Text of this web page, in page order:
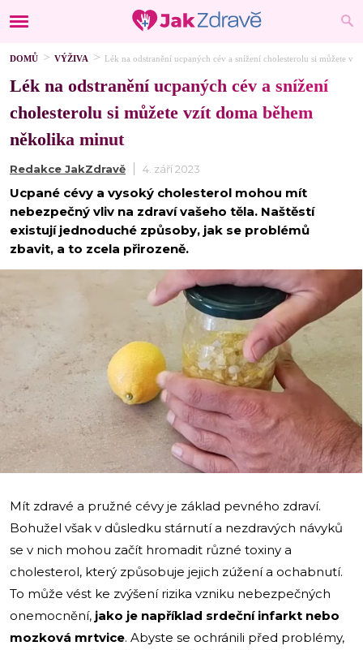
DOMŮ VÝŽIVA Lék na odstranění ucpaných cév a snížení cholesterolu si můžete
Lék na odstranění ucpaných cév a snížení
cholesterolu si můžete vzít doma během
několika minut
Redakce JakZdravě 4. září 2023
Ucpané cévy a vysoký cholesterol mohou mít
nebezpečný vliv na zdraví vašeho těla. Naštěstí
existují jednoduché způsoby, jak se problémů
zbavit, a to zcela přirozeně.
Mít zdravé a pružné cévy je základ pevného zdraví.
Bohužel však v důsledku stárnutí a nezdravých návyků
se v nich mohou začít hromadit různé toxiny a
cholesterol, který způsobuje jejich zúžení a ochabnutí.
To může vést ke zvýšení rizika vzniku nebezpečných
onemocnění, jako je například srdeční infarkt nebo
mozková mrtvice. Abyste se ochránili před problémy,